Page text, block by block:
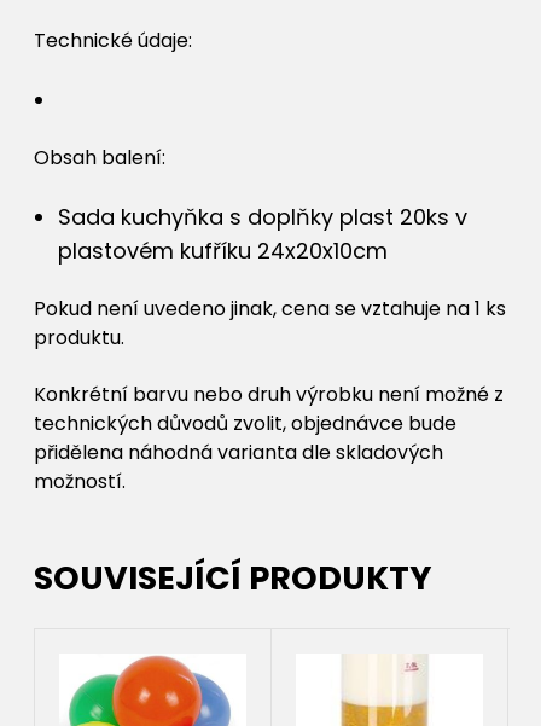
Technické údaje:
Obsah balení:
Sada kuchyňka s doplňky plast 20ks v
plastovém kufříku 24x20x10cm
Pokud není uvedeno jinak, cena se vztahuje na 1 ks
produktu.
Konkrétní barvu nebo druh výrobku není možné z
technických důvodů zvolit, objednávce bude
přidělena náhodná varianta dle skladových
možností.
SOUVISEJÍCÍ PRODUKTY